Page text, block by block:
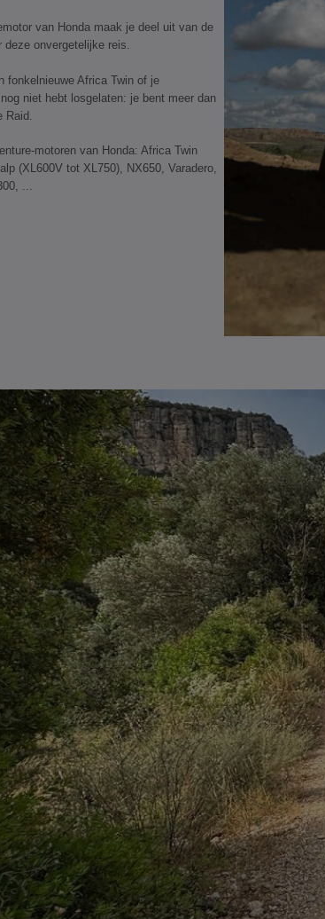
van Honda maak je deel uit van de
onvergetelijke reis.
fonkelnieuwe Africa Twin of je
niet hebt losgelaten: je bent meer dan
Raid.​
motoren van Honda: Africa Twin
(XL600V tot XL750), NX650, Varadero,
...